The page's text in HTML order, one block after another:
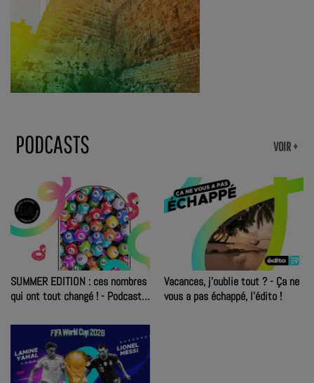
VOIR +
PODCASTS
SUMMER EDITION : ces nombres
qui ont tout changé ! - Podcast
Vacances, j’oublie tout ? - Ça ne
vous a pas échappé, l'édito !